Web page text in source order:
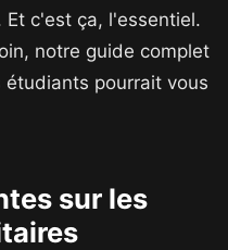
c'est ça, l'essentiel.
notre guide complet
étudiants pourrait vous
sur les